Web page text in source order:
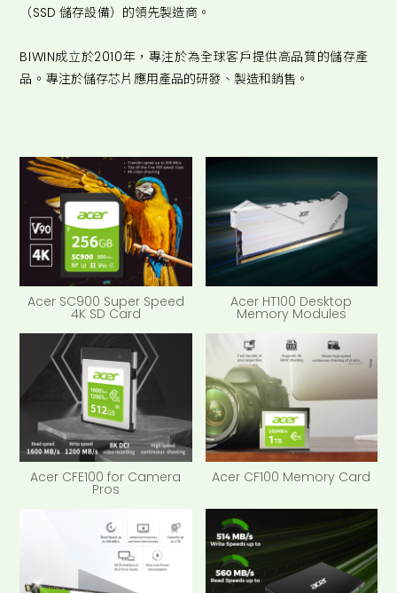
（SSD 儲存設備）的領先製造商。
BIWIN成立於2010年，專注於為全球客戶提供高品質的儲存產
品。 專注於儲存芯片應用產品的研發、製造和銷售。
Acer SC900 Super Speed
4K SD Card
Acer HT100 Desktop
Memory Modules
Acer CFE100 for Camera
Pros
Acer CF100 Memory Card